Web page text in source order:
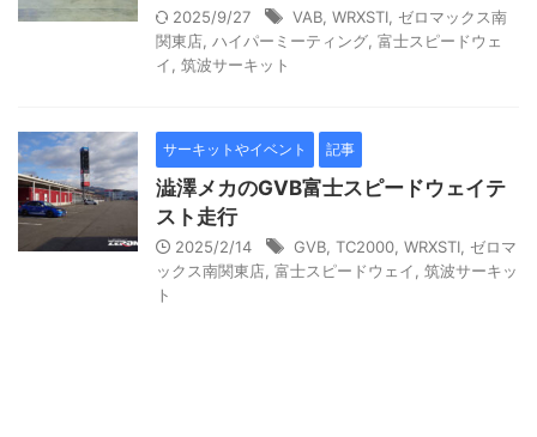
2025/9/27 VAB WRXSTI ゼロマックス南
関東店 ハイパーミーティング 富士スピードウェ
イ
筑波サーキット
サーキットやイベント 記事
澁澤メカのGVB富士スピードウェイテ
スト走行
2025/2/14 GVB TC2000 WRXSTI ゼロマ
ックス南関東店 富士スピードウェイ
筑波サーキッ
ト